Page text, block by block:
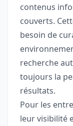
contenus
couverts.
besoin de
recherche
toujours la
résultats.
Pour les
leur visibilité